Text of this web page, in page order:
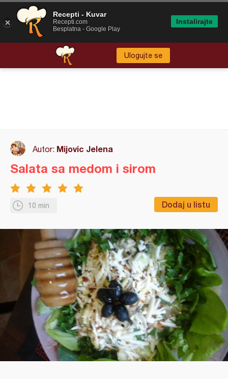
Ulogujte se
Autor: Mijovic Jelena
10 min Dodaj u listu
Salata sa medom i sirom
Recepti - Kuvar
Recepti.com
Besplatna - Google Play
Instalirajte